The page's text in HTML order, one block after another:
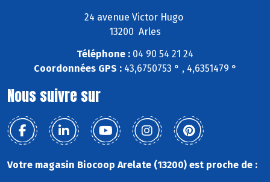
24 avenue Victor Hugo
13200 Arles
Téléphone : 04 90 54 21 24
Coordonnées GPS :43,6750753 ° , 4,6351479 °
Nous suivre sur
Votre magasin Biocoop Arelate (13200) est proche de :